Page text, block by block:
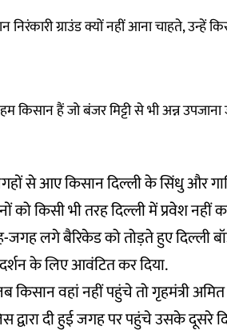
निरंकारी ग्राउंड क्यों नहीं आना चाहते, उन्हें
किसान हैं जो बंजर मिट्टी से भी अन्न
से आए किसान दिल्ली के सिंधु और
को किसी भी तरह दिल्ली में प्रवेश नहीं
लगे बैरिकेड को तोड़ते हुए दिल्ली
के लिए आवंटित कर दिया.
किसान वहां नहीं पहुंचे तो गृहमंत्री
द्वारा दी हुई जगह पर पहुंचे उसके दूसरे